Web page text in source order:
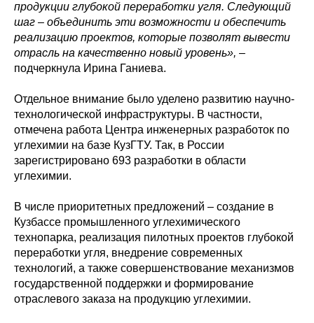
продукции глубокой переработки угля. Следующий
шаг – объединить эти возможности и обеспечить
реализацию проектов, которые позволят вывести
отрасль на качественно новый уровень», –
подчеркнула Ирина Ганиева.
Отдельное внимание было уделено развитию научно-
технологической инфраструктуры. В частности,
отмечена работа Центра инженерных разработок по
углехимии на базе КузГТУ. Так, в России
зарегистрировано 693 разработки в области
углехимии.
В числе приоритетных предложений – создание в
Кузбассе промышленного углехимического
технопарка, реализация пилотных проектов глубокой
переработки угля, внедрение современных
технологий, а также совершенствование механизмов
государственной поддержки и формирование
отраслевого заказа на продукцию углехимии.